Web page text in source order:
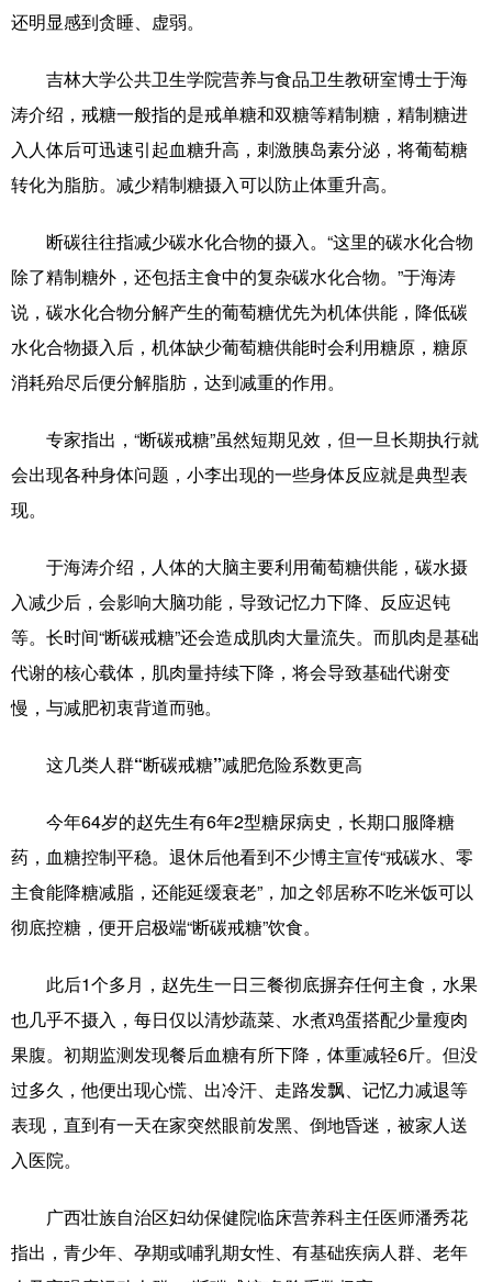
亚太网 上市公司
地方频道
北京 天津 河北 山西
辽宁 吉林 上海
浙江 安徽 福建 江西
山东 河南 湖北 湖南
四川 贵州 云南
新疆 内蒙古 黑龙江
多语种频道
English Español Français عربى
Русский язык 日本語 한국어
Deutsch
还明显感到贪睡、虚弱。
吉林大学公共卫生学院营养与食品卫生教研室博士于海
涛介绍，戒糖一般指的是戒单糖和双糖等精制糖，精制糖进
入人体后可迅速引起血糖升高，刺激胰岛素分泌，将葡萄糖
转化为脂肪。减少精制糖摄入可以防止体重升高。
断碳往往指减少碳水化合物的摄入。“这里的碳水化合物
除了精制糖外，还包括主食中的复杂碳水化合物。”于海涛
说，碳水化合物分解产生的葡萄糖优先为机体供能，降低碳
水化合物摄入后，机体缺少葡萄糖供能时会利用糖原，糖原
消耗殆尽后便分解脂肪，达到减重的作用。
专家指出，“断碳戒糖”虽然短期见效，但一旦长期执行就
会出现各种身体问题，小李出现的一些身体反应就是典型表
现。
于海涛介绍，人体的大脑主要利用葡萄糖供能，碳水摄
入减少后，会影响大脑功能，导致记忆力下降、反应迟钝
等。长时间“断碳戒糖”还会造成肌肉大量流失。而肌肉是基础
代谢的核心载体，肌肉量持续下降，将会导致基础代谢变
慢，与减肥初衷背道而驰。
这几类人群“断碳戒糖”减肥危险系数更高
今年64岁的赵先生有6年2型糖尿病史，长期口服降糖
药，血糖控制平稳。退休后他看到不少博主宣传“戒碳水、零
主食能降糖减脂，还能延缓衰老”，加之邻居称不吃米饭可以
彻底控糖，便开启极端“断碳戒糖”饮食。
此后1个多月，赵先生一日三餐彻底摒弃任何主食，水果
也几乎不摄入，每日仅以清炒蔬菜、水煮鸡蛋搭配少量瘦肉
果腹。初期监测发现餐后血糖有所下降，体重减轻6斤。但没
过多久，他便出现心慌、出冷汗、走路发飘、记忆力减退等
表现，直到有一天在家突然眼前发黑、倒地昏迷，被家人送
入医院。
广西壮族自治区妇幼保健院临床营养科主任医师潘秀花
指出，青少年、孕期或哺乳期女性、有基础疾病人群、老年